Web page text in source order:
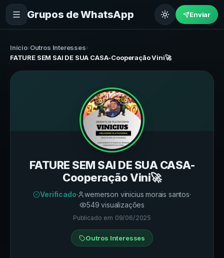
Grupos de WhatsApp Enviar
Início›Outros Interesses›
FATURE SEM SAI DE SUA CASA-Cooperação Vini🚀
FATURE SEM SAI DE SUA CASA-
Cooperação Vini🚀
Verificado· wemerson vinicius morais santos·
549 visualizações
Publicado em 09/06/2025
Outros Interesses